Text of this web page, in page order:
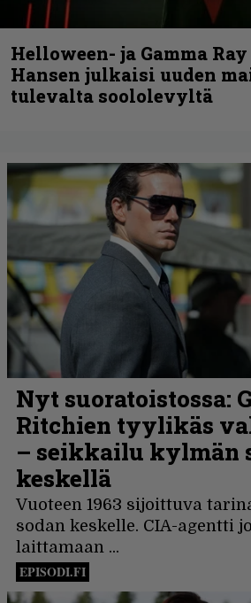
Helloween- ja Gamma
Hansen julkaisi uuden
tulevalta soololevyltä